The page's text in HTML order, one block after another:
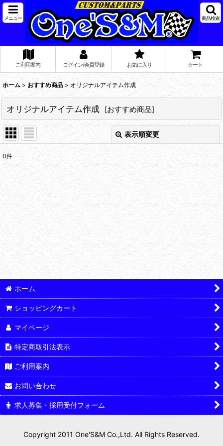
メニュー 商品検索
ご利用案内 ログイン/会員登録 お気に入り カート
ホーム > おすすめ商品 > オリジナルアイテム作成
オリジナルアイテム作成 [おすすめ商品]
表示順変更
在庫あり
0件
ホーム
ショッピングカート
マイページ
特定商取引法表示
ご利用案内
お問い合わせ
求人募集・採用受付フォーム
Copyright 2011 One'S&M Co.,Ltd. All Rights Reserved.